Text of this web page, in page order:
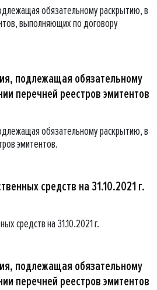
обязательному раскрытию, в
выполняющих по договору
подлежащая обязательному
перечней реестров эмитентов
обязательному раскрытию, в
эмитентов.
средств на 31.10.2021 г.
средств на 31.10.2021 г.
подлежащая обязательному
перечней реестров эмитентов